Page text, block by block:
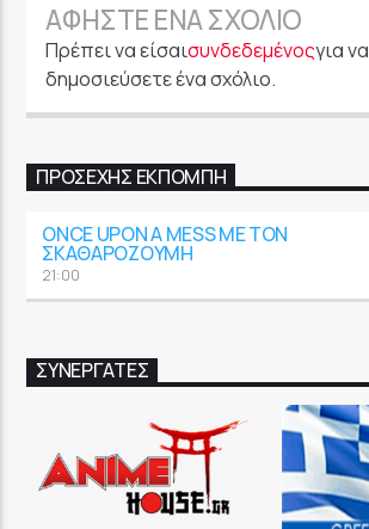
ΑΦΉΣΤΕ ΈΝΑ ΣΧΌΛΙΟ
Πρέπει να είσαισυνδεδεμένοςγια να
δημοσιεύσετε ένα σχόλιο.
ΠΡΟΣΕΧΉΣ ΕΚΠΟΜΠΉ
ONCE UPON A MESS ΜΕ ΤΟΝ
ΣΚΑΘΑΡΟΖΟΎΜΗ
21:00
ΣΥΝΕΡΓΑΤΕΣ